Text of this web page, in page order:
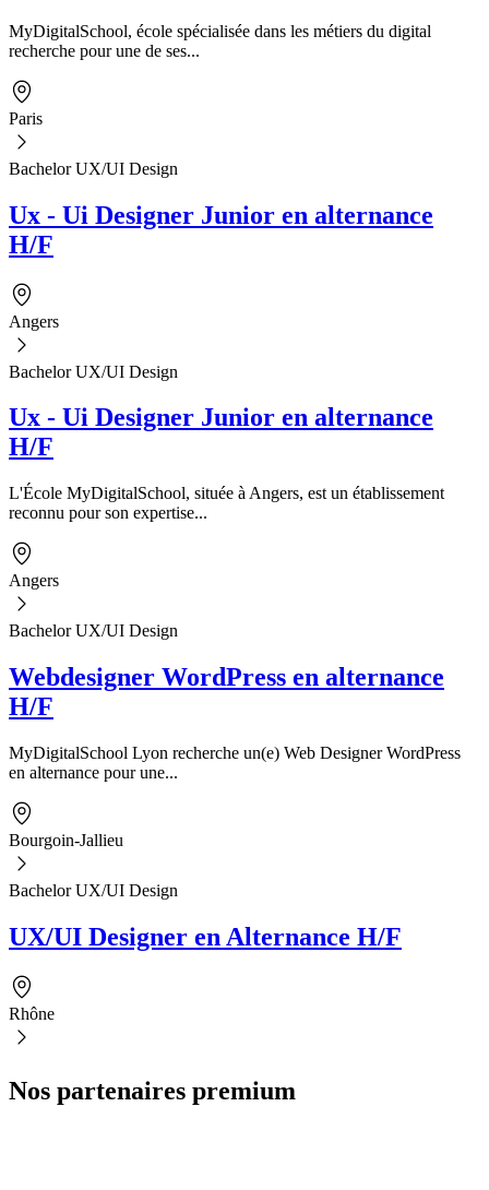
MyDigitalSchool, école spécialisée dans les métiers du digital
recherche pour une de ses...
Paris
Bachelor UX/UI Design
Ux - Ui Designer Junior en alternance
H/F
Angers
Bachelor UX/UI Design
Ux - Ui Designer Junior en alternance
H/F
L'École MyDigitalSchool, située à Angers, est un établissement
reconnu pour son expertise...
Angers
Bachelor UX/UI Design
Webdesigner WordPress en alternance
H/F
MyDigitalSchool Lyon recherche un(e) Web Designer WordPress
en alternance pour une...
Bourgoin-Jallieu
Bachelor UX/UI Design
UX/UI Designer en Alternance H/F
Rhône
Nos partenaires premium